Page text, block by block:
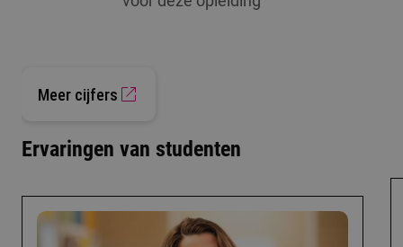
Meer cijfers
Ervaringen van studenten